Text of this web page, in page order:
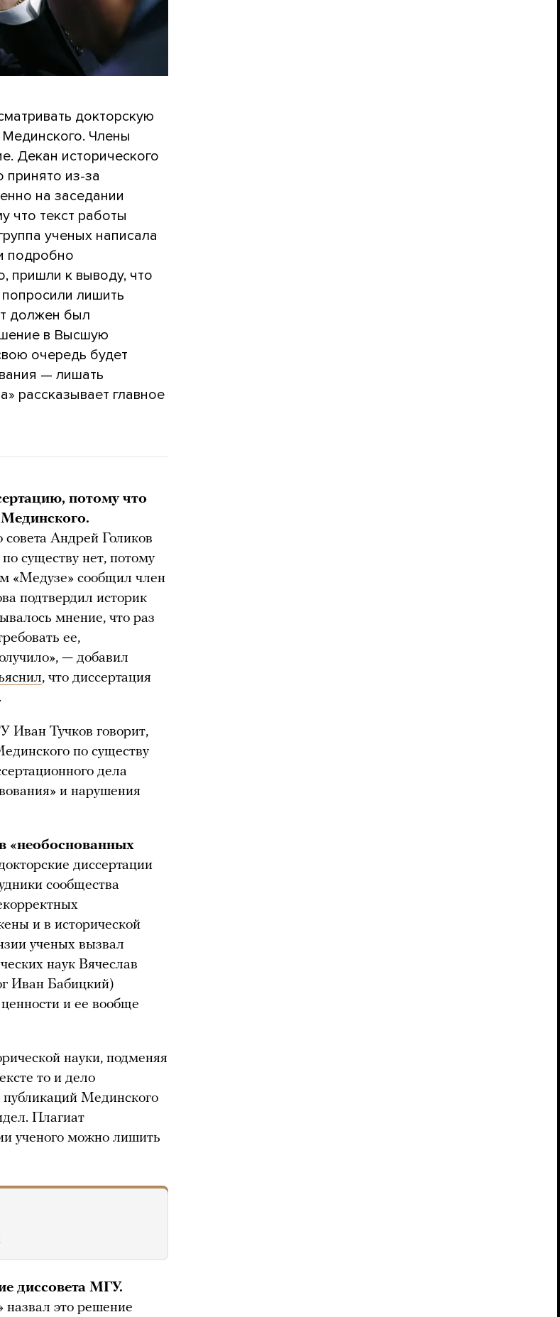
докторскую
Члены
Декан исторического
принято из-за
на заседании
что текст работы
ученых написала
подробно
пришли к выводу, что
лишить
должен был
в Высшую
очередь будет
— лишать
рассказывает главное
потому что
совета Андрей Голиков
существу нет, потому
«Медузе» сообщил член
подтвердил историк
мнение, что раз
ее,
— добавил
, что диссертация
Иван Тучков говорит,
по существу
дела
и нарушения
«необоснованных
диссертации
сообщества
и в исторической
ученых вызвал
наук Вячеслав
Иван Бабицкий)
и ее вообще
науки, подменяя
то и дело
Мединского
Плагиат
ученого можно лишить
диссовета МГУ.
это решение